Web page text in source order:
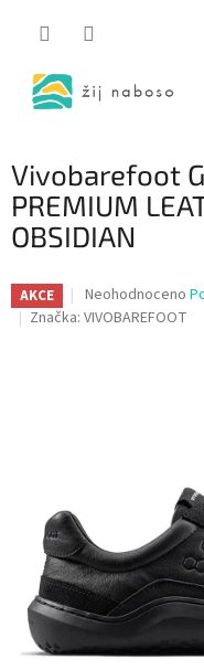
Vivobarefoot
PREMIUM
OBSIDIAN
AKCE
Průměrné
hodnocení
Neohodnoceno
Značka: VIVOBAREFOOT